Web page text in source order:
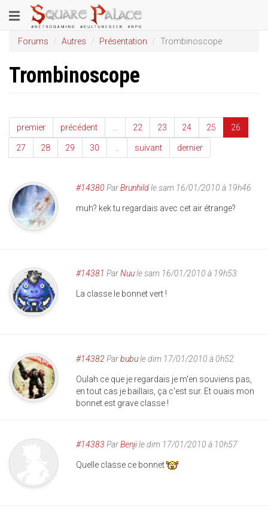
au
contenu
principal
Toggle
navigation
Forums Autres Présentation Trombinoscope
Trombinoscope
premier précédent 22 23 24 25 26
27 28 29 30 suivant dernier
#14380 ParBrunhildle sam 16/01/2010 à 19h46
muh? kek tu regardais avec cet air étrange?
#14381 ParNuule sam 16/01/2010 à 19h53
La classe le bonnet vert !
#14382 Parbubule dim 17/01/2010 à 0h52
Oulah ce que je regardais je m'en souviens pas,
en tout cas je baillais, ça c'est sur. Et ouais mon
bonnet est grave classe !
#14383 ParBenjile dim 17/01/2010 à 10h57
Quelle classe ce bonnet